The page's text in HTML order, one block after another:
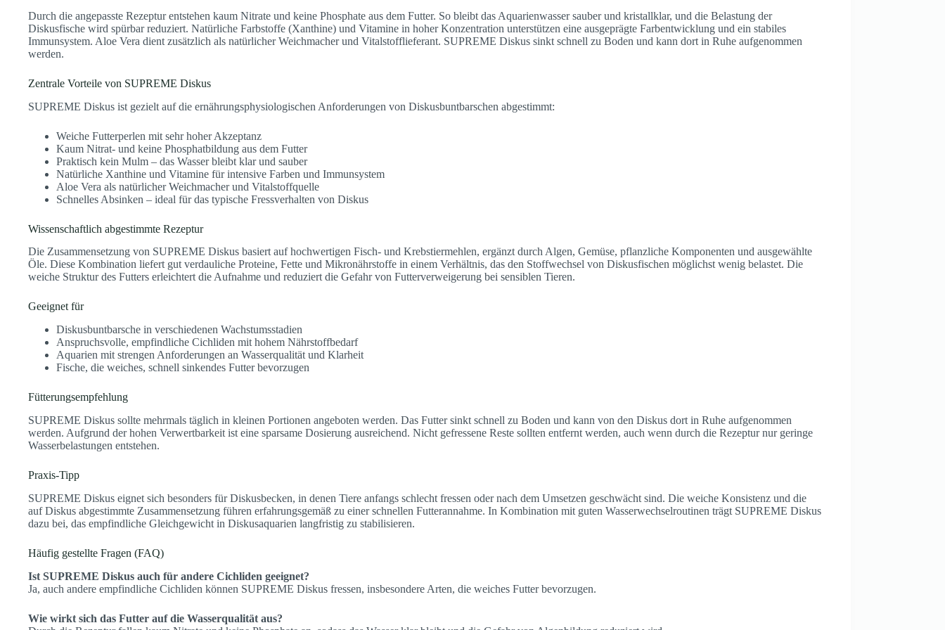
Durch die angepasste Rezeptur entstehen kaum Nitrate und keine Phosphate aus dem Futter. So bleibt das Aquarienwasser sauber und kristallklar, und die Belastung der
Diskusfische wird spürbar reduziert. Natürliche Farbstoffe (Xanthine) und Vitamine in hoher Konzentration unterstützen eine ausgeprägte Farbentwicklung und ein stabiles
Immunsystem. Aloe Vera dient zusätzlich als natürlicher Weichmacher und Vitalstofflieferant. SUPREME Diskus sinkt schnell zu Boden und kann dort in Ruhe aufgenommen
werden.
Zentrale Vorteile von SUPREME Diskus
SUPREME Diskus ist gezielt auf die ernährungsphysiologischen Anforderungen von Diskusbuntbarschen abgestimmt:
Weiche Futterperlen mit sehr hoher Akzeptanz
Kaum Nitrat- und keine Phosphatbildung aus dem Futter
Praktisch kein Mulm – das Wasser bleibt klar und sauber
Natürliche Xanthine und Vitamine für intensive Farben und Immunsystem
Aloe Vera als natürlicher Weichmacher und Vitalstoffquelle
Schnelles Absinken – ideal für das typische Fressverhalten von Diskus
Wissenschaftlich abgestimmte Rezeptur
Die Zusammensetzung von SUPREME Diskus basiert auf hochwertigen Fisch- und Krebstiermehlen, ergänzt durch Algen, Gemüse, pflanzliche Komponenten und ausgewählte
Öle. Diese Kombination liefert gut verdauliche Proteine, Fette und Mikronährstoffe in einem Verhältnis, das den Stoffwechsel von Diskusfischen möglichst wenig belastet. Die
weiche Struktur des Futters erleichtert die Aufnahme und reduziert die Gefahr von Futterverweigerung bei sensiblen Tieren.
Geeignet für
Diskusbuntbarsche in verschiedenen Wachstumsstadien
Anspruchsvolle, empfindliche Cichliden mit hohem Nährstoffbedarf
Aquarien mit strengen Anforderungen an Wasserqualität und Klarheit
Fische, die weiches, schnell sinkendes Futter bevorzugen
Fütterungsempfehlung
SUPREME Diskus sollte mehrmals täglich in kleinen Portionen angeboten werden. Das Futter sinkt schnell zu Boden und kann von den Diskus dort in Ruhe aufgenommen
werden. Aufgrund der hohen Verwertbarkeit ist eine sparsame Dosierung ausreichend. Nicht gefressene Reste sollten entfernt werden, auch wenn durch die Rezeptur nur geringe
Wasserbelastungen entstehen.
Praxis-Tipp
SUPREME Diskus eignet sich besonders für Diskusbecken, in denen Tiere anfangs schlecht fressen oder nach dem Umsetzen geschwächt sind. Die weiche Konsistenz und die
auf Diskus abgestimmte Zusammensetzung führen erfahrungsgemäß zu einer schnellen Futterannahme. In Kombination mit guten Wasserwechselroutinen trägt SUPREME Diskus
dazu bei, das empfindliche Gleichgewicht in Diskusaquarien langfristig zu stabilisieren.
Häufig gestellte Fragen (FAQ)
Ist SUPREME Diskus auch für andere Cichliden geeignet?
Ja, auch andere empfindliche Cichliden können SUPREME Diskus fressen, insbesondere Arten, die weiches Futter bevorzugen.
Wie wirkt sich das Futter auf die Wasserqualität aus?